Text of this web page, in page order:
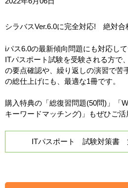
シラバスVer.6.0に完全対応! 絶対合
iパス6.0の最新傾向問題にも対応して
ITパスポート試験を受験される方で
の要点確認や、繰り返しの演習で苦
の総仕上げにも、最適な1冊です。
購入特典の「総復習問題(50問)」「
キーワードマッチング)」もぜひご活
ITパスポート 試験対策